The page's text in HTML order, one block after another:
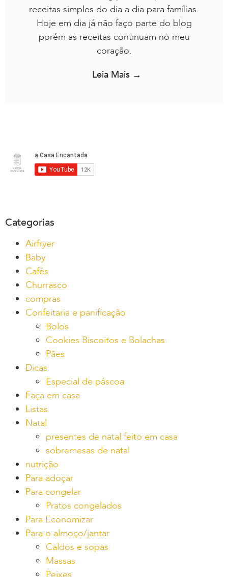
receitas simples do dia a dia para famílias.
Hoje em dia já não faço parte do blog
porém as receitas continuam no meu
coração.
Leia Mais →
Categorias
Airfryer
Baby
Cafés
Churrasco
compras
Confeitaria e panificação
Bolos
Cookies Biscoitos e Bolachas
Pães
Dicas
Especial de páscoa
Faça em casa
Listas
Natal
presentes de natal feito em casa
sobremesas de natal
nutrição
Para adoçar
Para congelar
Pratos congelados
Para Economizar
Para o almoço/jantar
Caldos e sopas
Massas